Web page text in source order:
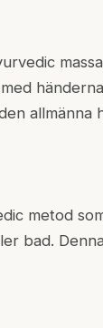
allmänna
metod
bad.